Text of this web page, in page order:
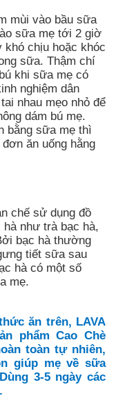
mùi vào bầu sữa
sữa mẹ tới 2 giờ
chịu hoặc khóc
sữa. Thậm chí
khi sữa mẹ có
nghiệm dân
nhau mẹo nhỏ để
dám bú mẹ.
bằng sữa mẹ thì
ăn uống hằng
chế sử dụng đồ
như trà bạc hà,
bạc hà thường
tiết sữa sau
hà có một số
mẹ.
ăn trên, LAVA
phẩm Cao Chè
toàn tự nhiên,
giúp mẹ về sữa
3-5 ngày các